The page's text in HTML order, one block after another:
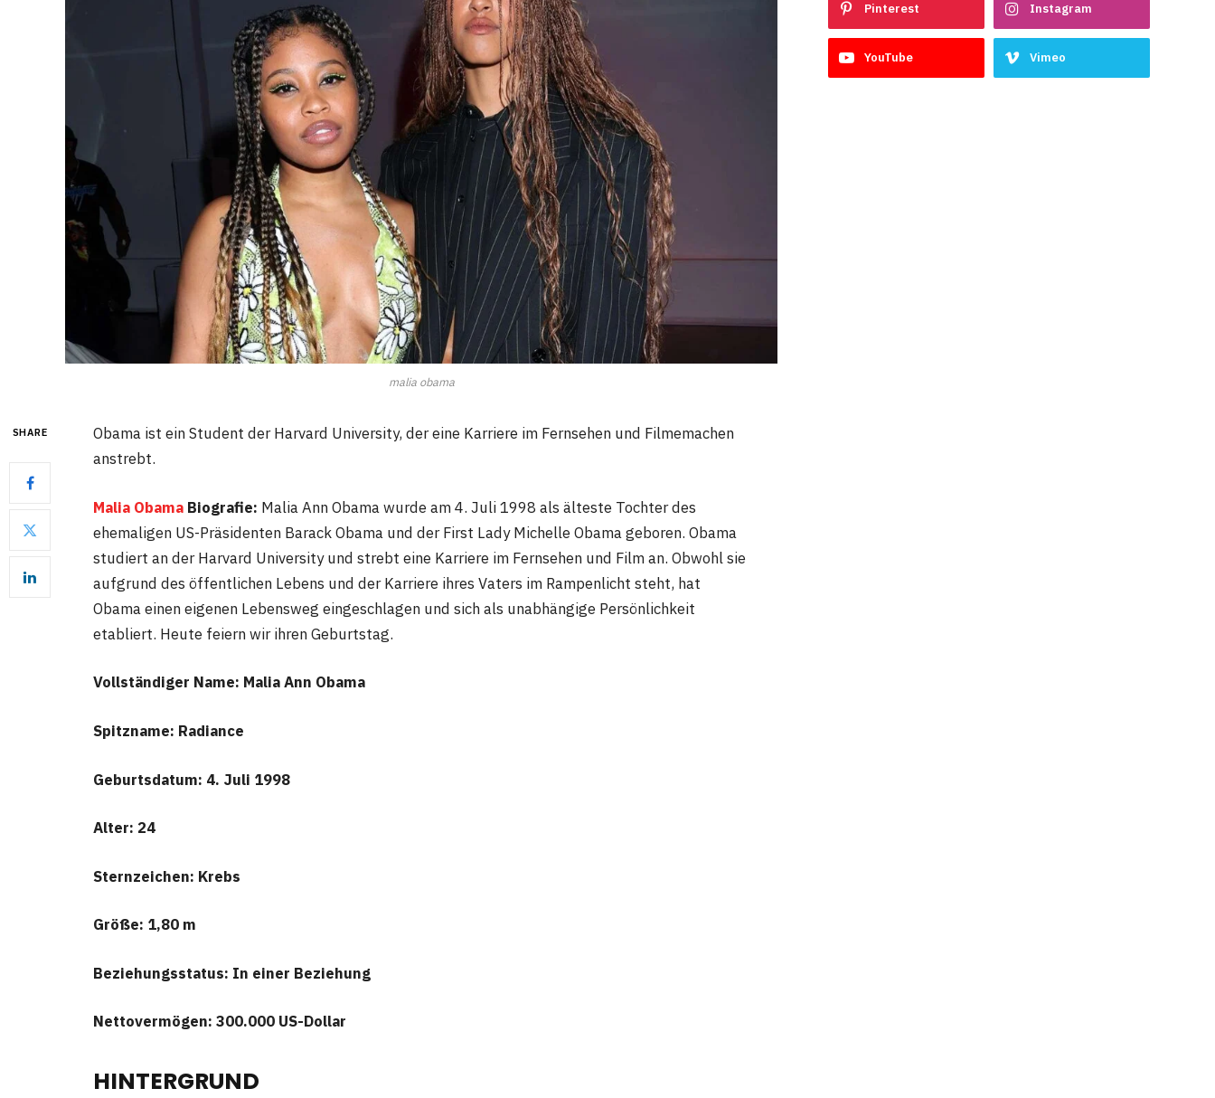
malia obama
SHARE
Obama ist ein Student der Harvard University, der eine Karriere im Fernsehen und Filmemachen
anstrebt.
Malia Obama Biografie: Malia Ann Obama wurde am 4. Juli 1998 als älteste Tochter des
ehemaligen US-Präsidenten Barack Obama und der First Lady Michelle Obama geboren. Obama
studiert an der Harvard University und strebt eine Karriere im Fernsehen und Film an. Obwohl sie
aufgrund des öffentlichen Lebens und der Karriere ihres Vaters im Rampenlicht steht, hat
Obama einen eigenen Lebensweg eingeschlagen und sich als unabhängige Persönlichkeit
etabliert. Heute feiern wir ihren Geburtstag.
Vollständiger Name: Malia Ann Obama
Spitzname: Radiance
Geburtsdatum: 4. Juli 1998
Alter: 24
Sternzeichen: Krebs
Größe: 1,80 m
Beziehungsstatus: In einer Beziehung
Nettovermögen: 300.000 US-Dollar
HINTERGRUND
Pinterest Instagram
YouTube Vimeo